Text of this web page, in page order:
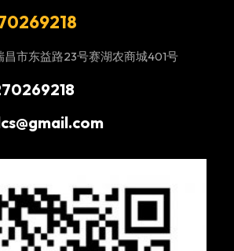
昌市东益路23号赛湖农商城401号